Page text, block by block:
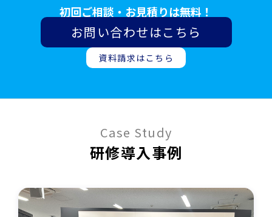
初回ご相談・お見積りは無料！
お問い合わせはこちら
資料請求はこちら
Case Study
研修導⼊事例